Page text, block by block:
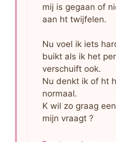
mij is gegaan of
aan ht twijfelen.
Nu voel ik iets
buikt als ik het
verschuift ook.
Nu denkt ik of ht
normaal.
K wil zo graag
mijn vraagt ?